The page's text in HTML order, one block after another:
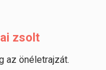
zsolt
az önéletrajzát.